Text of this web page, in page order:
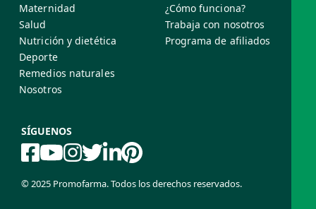
SÍGUENOS
© 2025 Promofarma. Todos los derechos reservados.
Maternidad
Salud
Nutrición y dietética
Deporte
Remedios naturales
Nosotros
¿Cómo funciona?
Trabaja con nosotros
Programa de afiliados